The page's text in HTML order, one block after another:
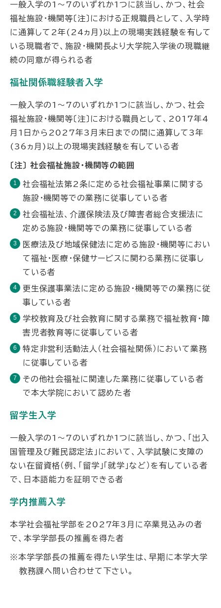
一般入学の1～7のいずれか1つに該当し、かつ、社会
福祉施設・機関等〔注〕における正規職員として、入学時
に通算して2年(24ヵ月)以上の現場実践経験を有して
いる現職者で、施設・機関長より大学院入学後の現職継
続の同意が得られる者
福祉関係職経験者入学
一般入学の1～7のいずれか1つに該当し、かつ、社会
福祉施設・機関等〔注〕における職員として、2017年4
月1日から2027年3月末日までの間に通算して3年
(36ヵ月)以上の現場実践経験を有している者
〔注〕 社会福祉施設・機関等の範囲
社会福祉法第2条に定める社会福祉事業に関する
施設・機関等での業務に従事している者
社会福祉法、介護保険法及び障害者総合支援法に
定める施設・機関等での業務に従事している者
医療法及び地域保健法に定める施設・機関等におい
て福祉・医療・保健サービスに関わる業務に従事し
ている者
更生保護事業法に定める施設・機関等での業務に従
事している者
学校教育及び社会教育に関する業務で福祉教育・障
害児者教育等に従事している者
特定非営利活動法人（社会福祉関係）において業務
に従事している者
その他社会福祉に関連した業務に従事している者
で本大学院において認めた者
留学生入学
一般入学の1～7のいずれか1つに該当し、かつ、「出入
国管理及び難民認定法」において、入学試験に支障の
ない在留資格（例、「留学」「就学」など）を有している者
で、日本語能力を証明できる者
学内推薦入学
本学社会福祉学部を2027年3月に卒業見込みの者
で、本学学部長の推薦を得た者
※本学学部長の推薦を得たい学生は、早期に本学大学
教務課へ問い合わせて下さい。